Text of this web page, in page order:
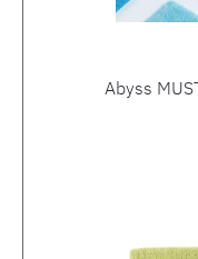
Abyss